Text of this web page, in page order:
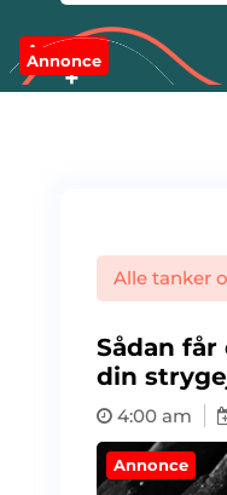
Annonce
Annonce
Alle tanker
Sådan
din
4:00 am
Annonce